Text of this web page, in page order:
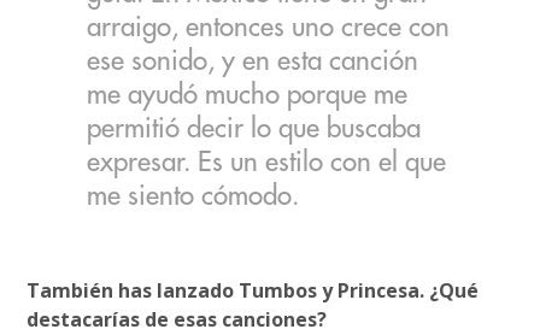
arraigo, entonces uno crece con
ese sonido, y en esta canción
me ayudó mucho porque me
permitió decir lo que buscaba
expresar. Es un estilo con el que
me siento cómodo.
También has lanzado Tumbos y Princesa. ¿Qué
destacarías de esas canciones?